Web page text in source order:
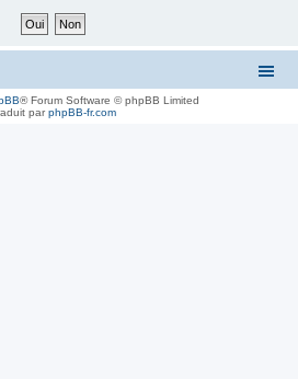
® Forum Software © phpBB Limited
parphpBB-fr.com